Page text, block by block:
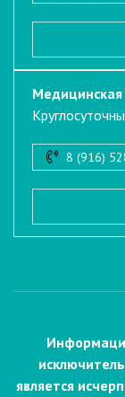
Медицинская
8 (916)
является